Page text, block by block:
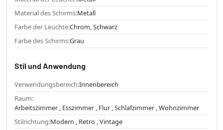
Material des Schirms:Metall
Farbe der Leuchte:Chrom, Schwarz
Farbe des Schirms:Grau
Stil und Anwendung
Verwendungsbereich:Innenbereich
Raum:
Arbeitszimmer , Esszimmer , Flur , Schlafzimmer , Wohnzimmer
Stilrichtung:Modern , Retro , Vintage